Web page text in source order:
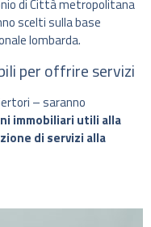
di Città metropolitana
scelti sulla base
lombarda.
per offrire servizi
– saranno
immobiliari utili alla
di servizi alla